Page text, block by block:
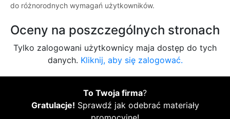
do różnorodnych wymagań użytkowników.
Oceny na poszczególnych stronach
Tylko zalogowani użytkownicy maja dostęp do tych
danych. Kliknij, aby się zalogować.
To Twoja firma?
Gratulacje! Sprawdź jak odebrać materiały